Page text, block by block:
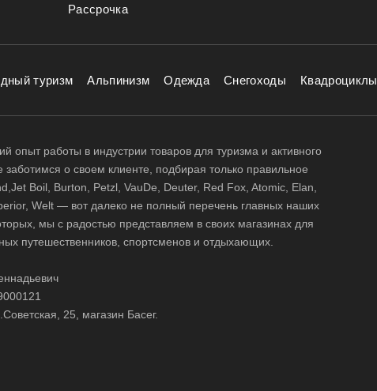
Рассрочка
туризм Альпинизм Одежда Снегоходы Квадроциклы
опыт работы в индустрии товаров для туризма и активного
о своем клиенте, подбирая только правильное
Boil, Burton, Petzl, VauDe, Deuter, Red Fox, Atomic, Elan,
Welt — вот далеко не полный перечень главных наших
мы с радостью представляем в своих магазинах для
путешественников, спортсменов и отдыхающих.
25, магазин Басег.